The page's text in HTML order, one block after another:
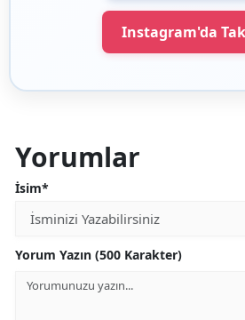
Instagram'da
Yorumlar
İsim*
Yorum Yazın (500 Karakter)